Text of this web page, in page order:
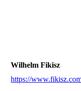
Wilhelm Fikisz
https://